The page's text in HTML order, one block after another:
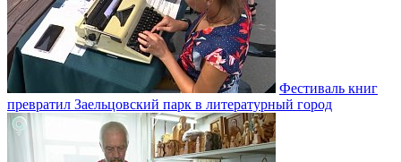
Фестиваль книг
превратил Заельцовский парк в литературный город